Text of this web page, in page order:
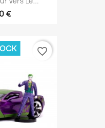
€
favorite_border